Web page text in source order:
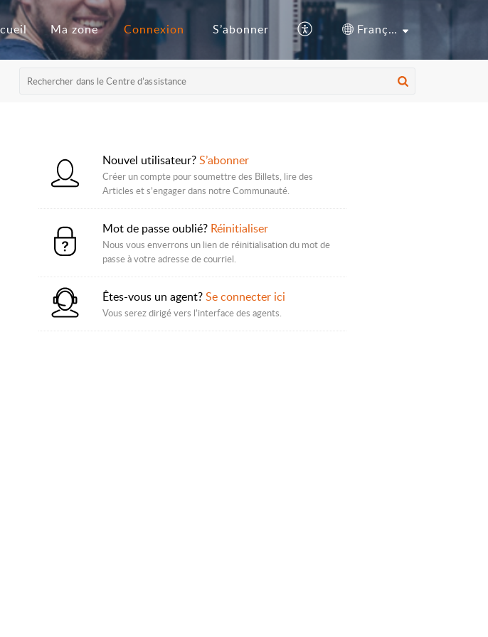
Ma zone Connexion S’abonner Français (Canada)
Nouvel utilisateur?S’abonner
Créer un compte pour soumettre des Billets, lire des
Articles et s’engager dans notre Communauté.
Mot de passe oublié? Réinitialiser
Nous vous enverrons un lien de réinitialisation du mot de
passe à votre adresse de courriel.
Êtes-vous un agent?Se connecter ici
Vous serez dirigé vers l’interface des agents.